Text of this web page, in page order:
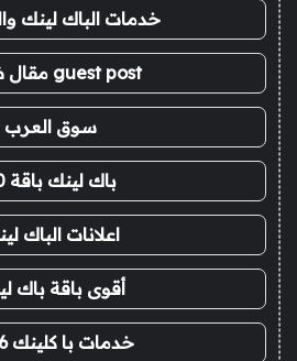
خدمات الباك لينك
guest post مقال ضيف
سوق العرب
باك لينك باقة 20
اعلانات الباك
أقوى باقة باك
خدمات با كلينك 2026